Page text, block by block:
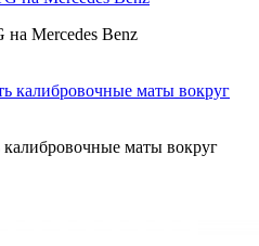
Mercedes Benz
маты вокруг